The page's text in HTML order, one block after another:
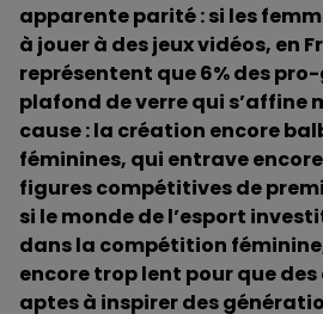
apparente parité : si les
à jouer à des jeux vidéos, en
représentent que 6% des
plafond de verre qui s’affine
cause : la création encore
féminines, qui entrave
figures compétitives de
si le monde de l’esport
dans la compétition
encore trop lent pour que
aptes à inspirer des